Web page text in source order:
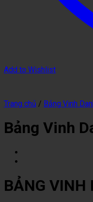
Add to Wishlist
Trang chủ / Bảng Vinh
Bảng Vinh
BẢNG VINH